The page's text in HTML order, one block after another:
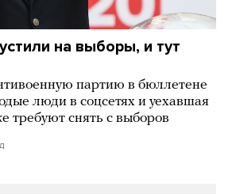
на выборы, и тут
партию в бюллетене
люди в соцсетях и уехавшая
требуют снять с выборов